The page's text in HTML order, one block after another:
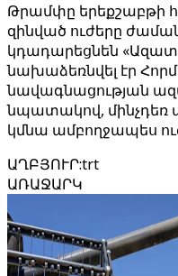
Թրամփը երեքշաբթի
զինված ուժերը
կդադարեցնեն
նախաձեռնվել էր
նավագնացության
նպատակով, մինչդեռ
կմնա ամբողջապես
ԱՂԲՅՈՒՐ:trt
ԱՌԱՋԱՐԿ